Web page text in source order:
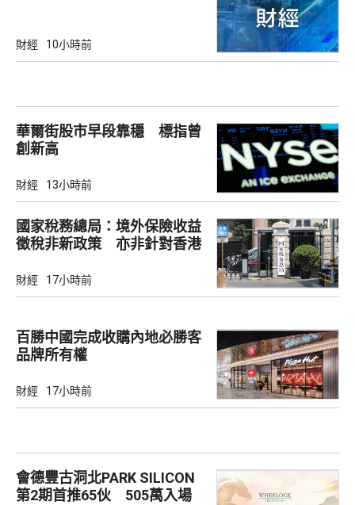
財經 10小時前
華爾街股市早段靠穩 標指曾
創新高
財經 13小時前
國家稅務總局：境外保險收益
徵稅非新政策 亦非針對香港
財經 17小時前
百勝中國完成收購內地必勝客
品牌所有權
財經 17小時前
會德豐古洞北PARK SILICON
第2期首推65伙 505萬入場